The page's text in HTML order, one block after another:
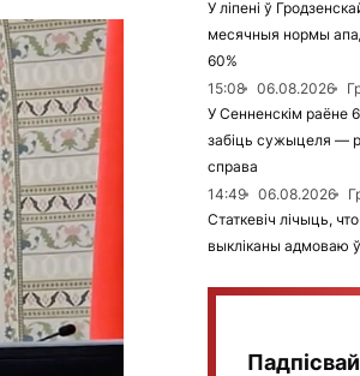
У ліпені ў
месячныя нормы
60%
15:08
06.08.2026
У Сенненскім раёне
забіць сужыцеля —
справа
14:49
06.08.2026
Статкевіч лічыць,
выкліканы адмоваю